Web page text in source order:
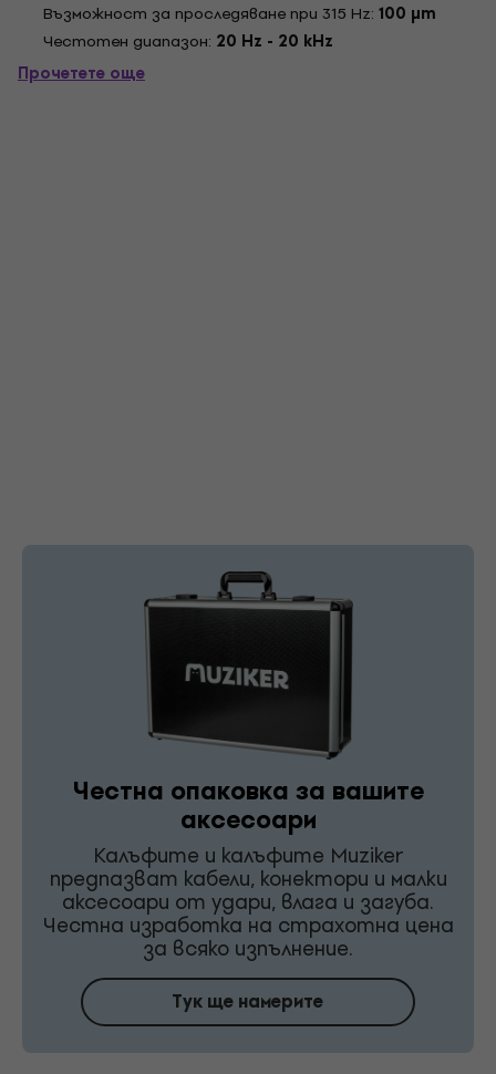
Възможност за проследяване при 315 Hz: 100 μm
Честотен диапазон: 20 Hz - 20 kHz
Прочетете още
Честна опаковка за вашите
аксесоари
Калъфите и калъфите Muziker
предпазват кабели, конектори и малки
аксесоари от удари, влага и загуба.
Честна изработка на страхотна цена
за всяко изпълнение.
Тук ще намерите